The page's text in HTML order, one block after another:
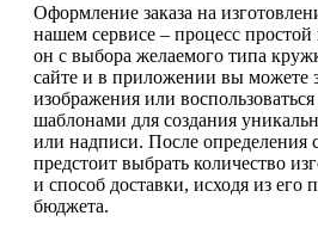
Оформление заказа на
нашем сервисе – процесс
он с выбора желаемого типа
сайте и в приложении вы можете
изображения или
шаблонами для создания
или надписи. После определения
предстоит выбрать количество
и способ доставки, исходя из его
бюджета.